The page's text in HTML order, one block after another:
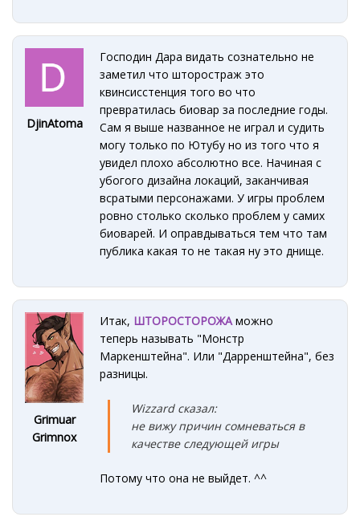
DjinAtoma
Господин Дара видать сознательно не
заметил что шторостраж это
квинсисстенция того во что
превратилась биовар за последние годы.
Сам я выше названное не играл и судить
могу только по Ютубу но из того что я
увидел плохо абсолютно все. Начиная с
убогого дизайна локаций, заканчивая
всратыми персонажами. У игры проблем
ровно столько сколько проблем у самих
биоварей. И оправдываться тем что там
публика какая то не такая ну это днище.
Grimuar
Grimnox
Итак, ШТОРОСТОРОЖАможно
теперь называть "Монстр
Маркенштейна". Или "Дарренштейна", без
разницы.
Wizzard сказал:
не вижу причин сомневаться в
качестве следующей игры
Потому что она не выйдет. ^^